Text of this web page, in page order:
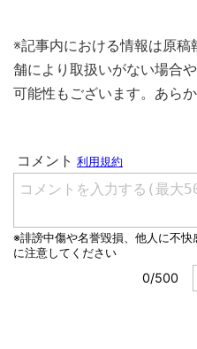
※記事内における情報は原
舗により取扱いがない場合
可能性もございます。あら